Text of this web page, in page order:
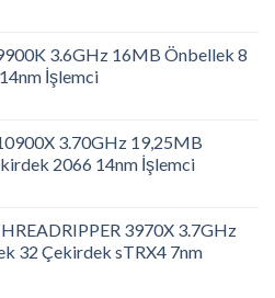
3.6GHz 16MB Önbellek 8
İşlemci
3.70GHz 19,25MB
2066 14nm İşlemci
3970X 3.7GHz
32 Çekirdek sTRX4 7nm